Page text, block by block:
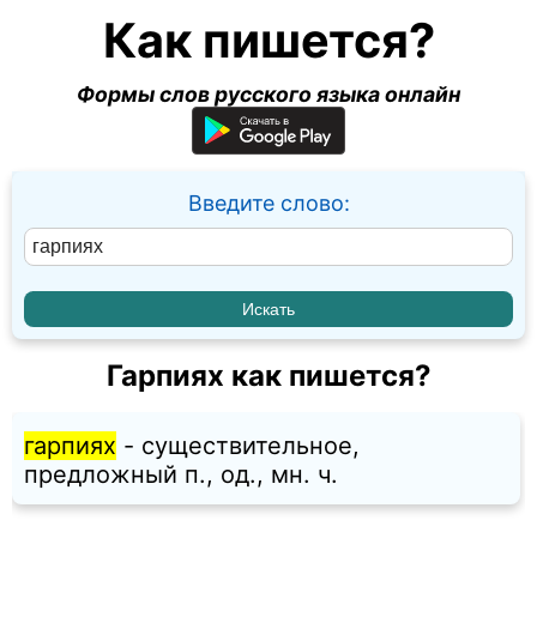
Как пишется?
Формы слов русского языка онлайн
Введите слово:
Гарпиях как пишется?
гарпиях - существительное,
предложный п., од., мн. ч.